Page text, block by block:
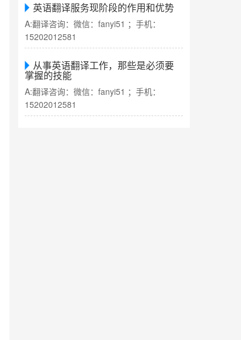
英语翻译服务现阶段的作用和优势
A:翻译咨询：微信：fanyi51 ；手机：
15202012581
从事英语翻译工作，那些是必须要
掌握的技能
A:翻译咨询：微信：fanyi51 ；手机：
15202012581